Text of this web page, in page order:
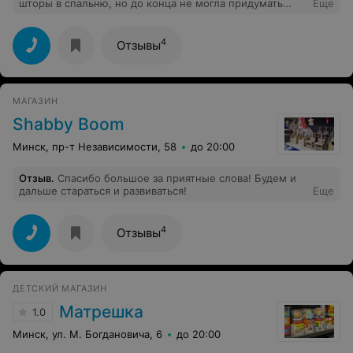
шторы в спальню, но до конца не могла придумать
помощи в подборе необходимого дизайна отказывали,
по всей видимости видя во мне неопределившегося
клиента. Тогда я пришла в "Ажур" - глаза разбежались
от многообразия цвета и фактур тканей. Видя мой
растерянный вид, продавец-консультант Ольга, сразу
спальни и повела меня показывать то, что могло бы
подойти. В итоге ткань была выбрана и шторы пошиты
очень быстро. Я осталась довольна. Спасибо команде
"Ажура" за внимание и качественную работу. Всем
своим знакомым буду советовать этот салон!
Еще
Отзывы4
МАГАЗИН
Shabby Boom
Минск, пр-т Независимости, 58 до 20:00
Отзыв. Спасибо большое за приятные слова! Будем и
дальше стараться и развиваться!
Еще
Отзывы4
ДЕТСКИЙ МАГАЗИН
1.0 Матрешка
Минск, ул. М. Богдановича, 6 до 20:00